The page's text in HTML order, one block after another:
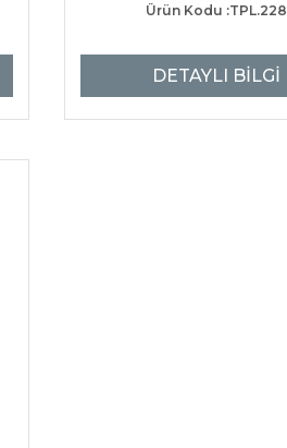
Ürün Kodu :TPL.228
DETAYLI BİLGİ